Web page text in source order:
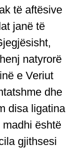
të aftësive
janë të
natyrorë
e Veriut
dhe
disa ligatina
është
gjithsesi